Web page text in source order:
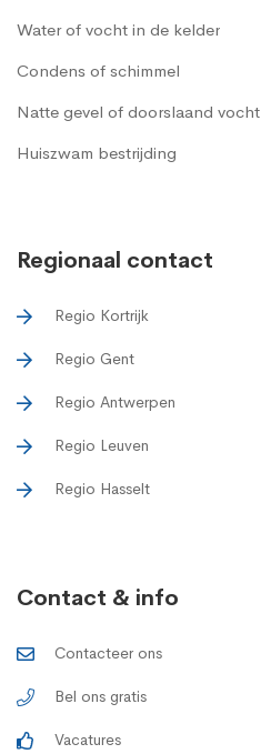
Water of vocht in de kelder
Condens of schimmel
Natte gevel of doorslaand vocht
Huiszwam bestrijding
Regionaal contact
Regio Kortrijk
Regio Gent
Regio Antwerpen
Regio Leuven
Regio Hasselt
Contact & info
Contacteer ons
Bel ons gratis
Vacatures